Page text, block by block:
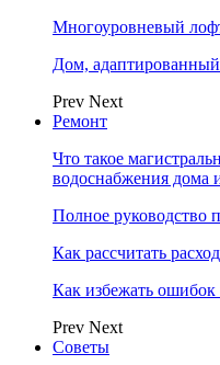
Многоуровневый
Дом,
Prev Next
Ремонт
Что такое
водоснабжения
Полное руководство
Как рассчитать
Как избежать
Prev Next
Советы